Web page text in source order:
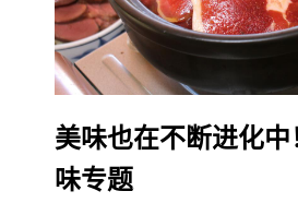
美味也在不断进化
味专题